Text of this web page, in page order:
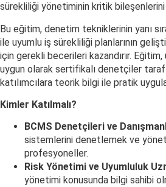
sürekliliği yönetiminin kritik bileşenlerini
Bu eğitim, denetim tekniklerinin yanı
ile uyumlu iş sürekliliği planlarının
için gerekli becerileri kazandırır.
uygun olarak sertifikalı denetçiler
katılımcılara teorik bilgi ile pratik
Kimler Katılmalı?
BCMS Denetçileri ve
sistemlerini denetlemek ve
profesyoneller.
Risk Yönetimi ve Uyumluluk
yönetimi konusunda bilgi sahibi